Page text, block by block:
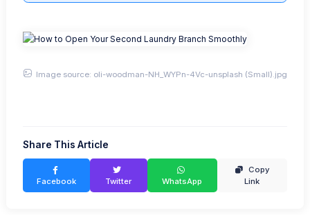
Image source: oli-woodman-NH_WYPn-4Vc-unsplash (Small).jpg
Share This Article
Facebook Twitter WhatsApp
Copy
Link